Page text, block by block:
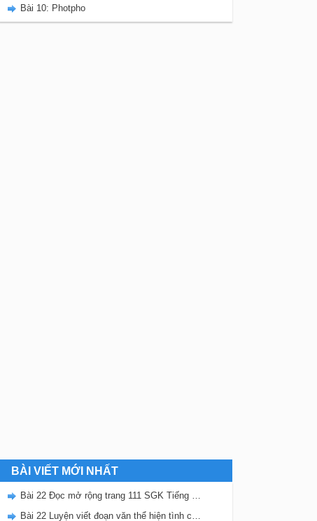
Bài 10: Photpho
BÀI VIẾT MỚI NHẤT
Bài 22 Đọc mở rộng trang 111 SGK Tiếng Việt 5 Kết nối tri thức tập 2
Bài 22 Luyện viết đoạn văn thể hiện tình cảm, cảm xúc về một sự việc trang 111 SGK Tiếng Việt 5 Kết nối tri thức tập 2